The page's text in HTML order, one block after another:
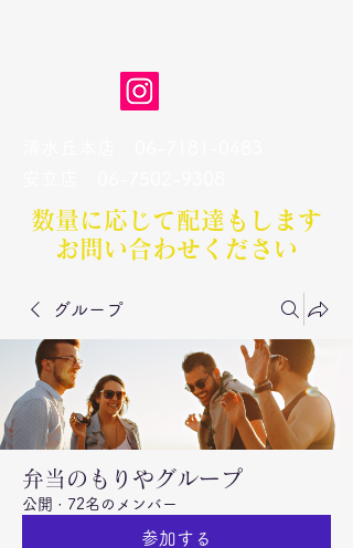
数量に応じて配達もします​
お問い合わせください
グループ
弁当のもりやグループ
公開 · 72名のメンバー
参加する